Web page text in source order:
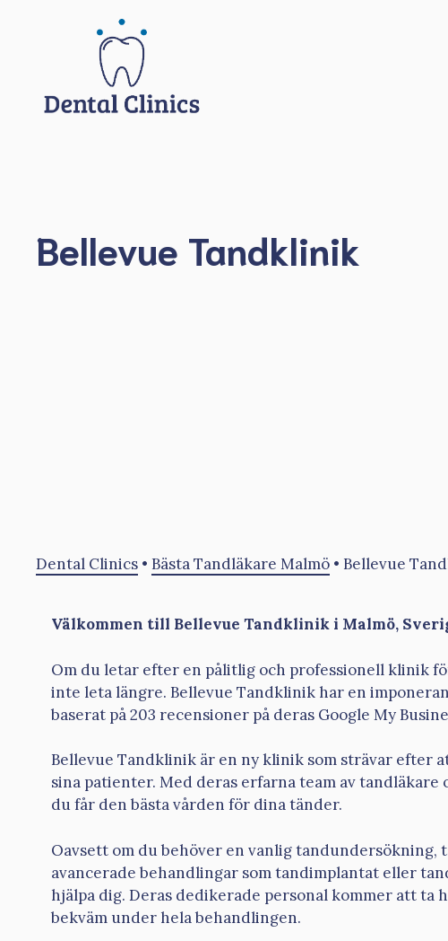
Bellevue Tandklinik
Dental Clinics • Bästa Tandläkare Malmö • Bellevue
Välkommen till Bellevue Tandklinik i Malmö,
Om du letar efter en pålitlig och professionell klinik
inte leta längre. Bellevue Tandklinik har en
baserat på 203 recensioner på deras Google My
Bellevue Tandklinik är en ny klinik som strävar efter
sina patienter. Med deras erfarna team av tandläkare
du får den bästa vården för dina tänder.
Oavsett om du behöver en vanlig
avancerade behandlingar som tandimplantat eller
hjälpa dig. Deras dedikerade personal kommer att ta
bekväm under hela behandlingen.